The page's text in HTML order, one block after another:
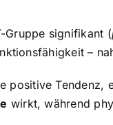
Gruppe signifikant (
–
positive Tendenz,
wirkt, während